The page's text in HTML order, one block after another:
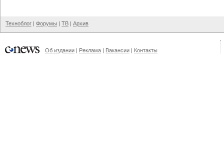
Техноблог | Форумы | ТВ | Архив
Об издании | Реклама | Вакансии | Контакты